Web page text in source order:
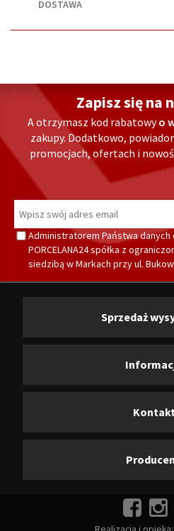
DOSTAWA
Zapisz się na
A otrzymasz kod rabatowyo
zakupy. Dodatkowo,
promocjach, ofertach i
Administratorem Państwa
PORCELANA24 spółka z
siedzibą w Markach przy ul.
Sprzedaż
Kontakt